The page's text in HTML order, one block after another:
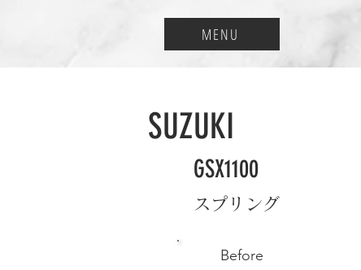
MENU
SUZUKI
GSX1100
スプリング
Before